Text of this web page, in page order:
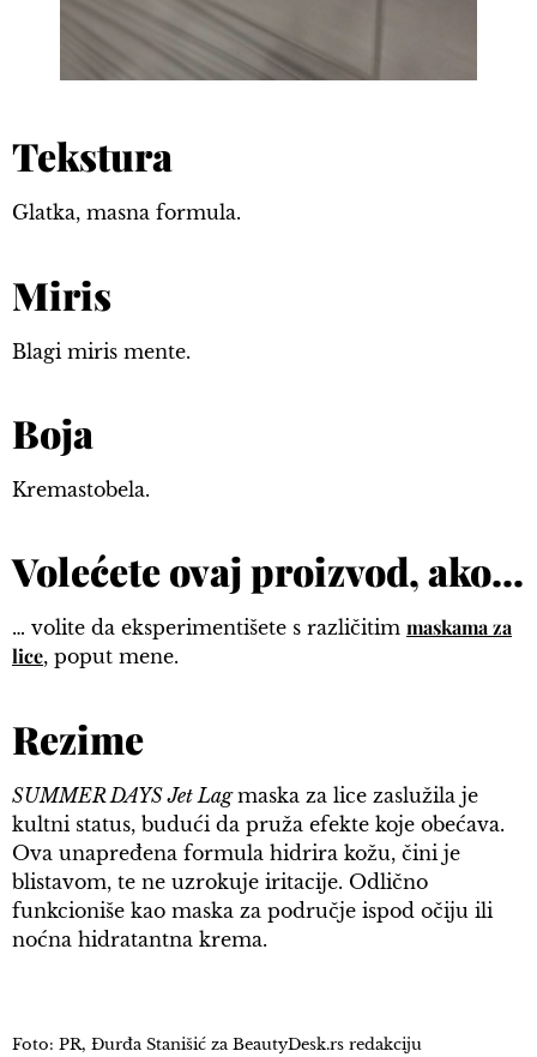
Tekstura
Glatka, masna formula.
Miris
Blagi miris mente.
Boja
Kremastobela.
Volećete ovaj proizvod, ako…
… volite da eksperimentišete s različitim maskama za
lice, poput mene.
Rezime
SUMMER DAYS Jet Lagmaska za lice zaslužila je
kultni status, budući da pruža efekte koje obećava.
Ova unapređena formula hidrira kožu, čini je
blistavom, te ne uzrokuje iritacije. Odlično
funkcioniše kao maska za područje ispod očiju ili
noćna hidratantna krema.
Foto: PR, Đurđa Stanišić za BeautyDesk.rs redakciju